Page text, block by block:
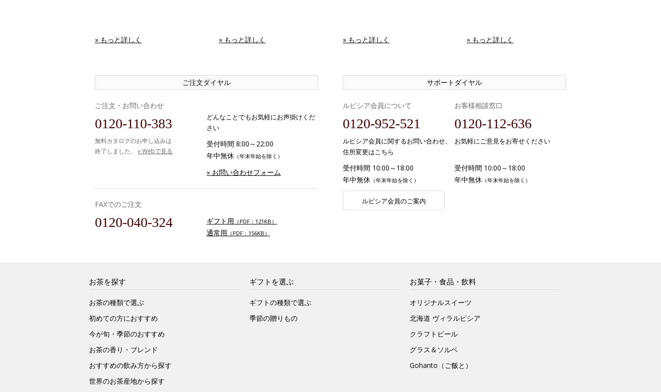
» もっと詳しく » もっと詳しく » もっと詳しく » もっと詳しく
ご注文ダイヤル
ご注文・お問い合わせ
0120-110-383
無料カタログのお申し込みは
終了しました。 » Webで見る
どんなことでもお気軽にお声掛けくだ
さい
受付時間 8:00～22:00
年中無休 （年末年始を除く）
» お問い合わせフォーム
FAXでのご注文
0120-040-324 ギフト用 （PDF：121KB）
通常用 （PDF：156KB）
サポートダイヤル
ルピシア会員について
0120-952-521
ルピシア会員に関するお問い合わせ、
住所変更はこちら
受付時間 10:00～18:00
年中無休 （年末年始を除く）
ルピシア会員のご案内
お客様相談窓口
0120-112-636
お気軽にご意見をお寄せください
受付時間 10:00～18:00
年中無休 （年末年始を除く）
お茶を探す
お茶の種類で選ぶ
初めての方におすすめ
今が旬・季節のおすすめ
お茶の香り・ブレンド
おすすめの飲み方から探す
世界のお茶産地から探す
ギフトを選ぶ
ギフトの種類で選ぶ
季節の贈りもの
お菓子・食品・飲料
オリジナルスイーツ
北海道 ヴィラルピシア
クラフトビール
グラス＆ソルベ
Gohanto（ご飯と）